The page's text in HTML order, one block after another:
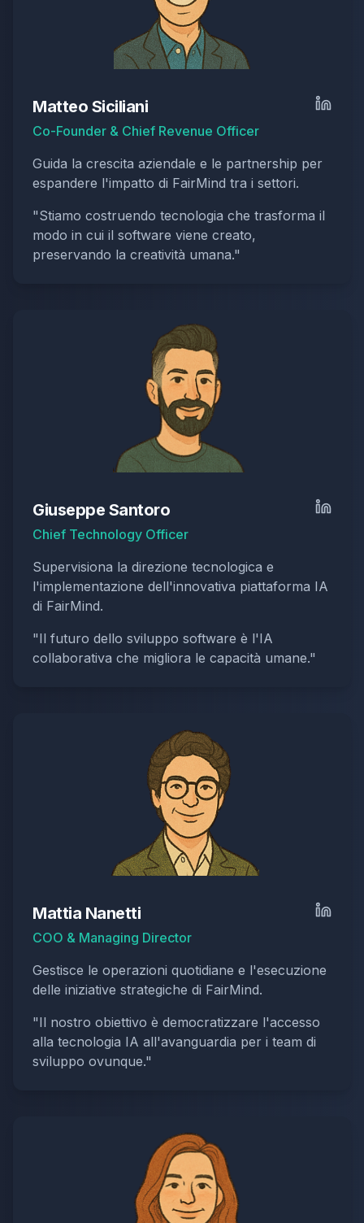
Matteo Siciliani
Co-Founder & Chief Revenue Officer
Guida la crescita aziendale e le partnership per
espandere l'impatto di FairMind tra i settori.
"Stiamo costruendo tecnologia che trasforma il
modo in cui il software viene creato,
preservando la creatività umana."
Giuseppe Santoro
Chief Technology Officer
Supervisiona la direzione tecnologica e
l'implementazione dell'innovativa piattaforma IA
di FairMind.
"Il futuro dello sviluppo software è l'IA
collaborativa che migliora le capacità umane."
Mattia Nanetti
COO & Managing Director
Gestisce le operazioni quotidiane e l'esecuzione
delle iniziative strategiche di FairMind.
"Il nostro obiettivo è democratizzare l'accesso
alla tecnologia IA all'avanguardia per i team di
sviluppo ovunque."